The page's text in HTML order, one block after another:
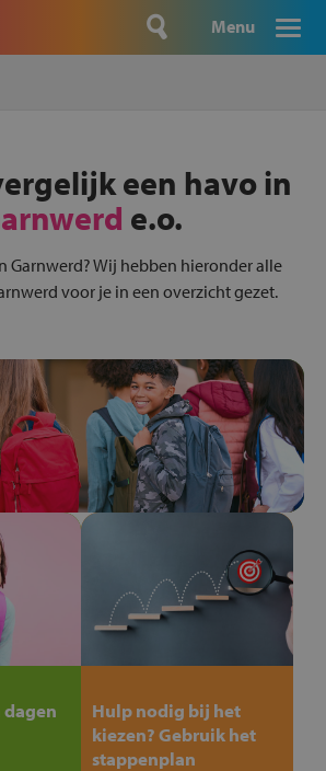
Menu
een havo in
e.o.
Garnwerd? Wij hebben hieronder alle
voor je in een overzicht gezet.
dagen
Hulp nodig bij het
kiezen? Gebruik het
stappenplan